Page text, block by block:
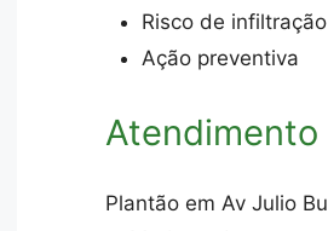
Risco de infiltração
Ação preventiva
Atendimento
Plantão em Av Julio